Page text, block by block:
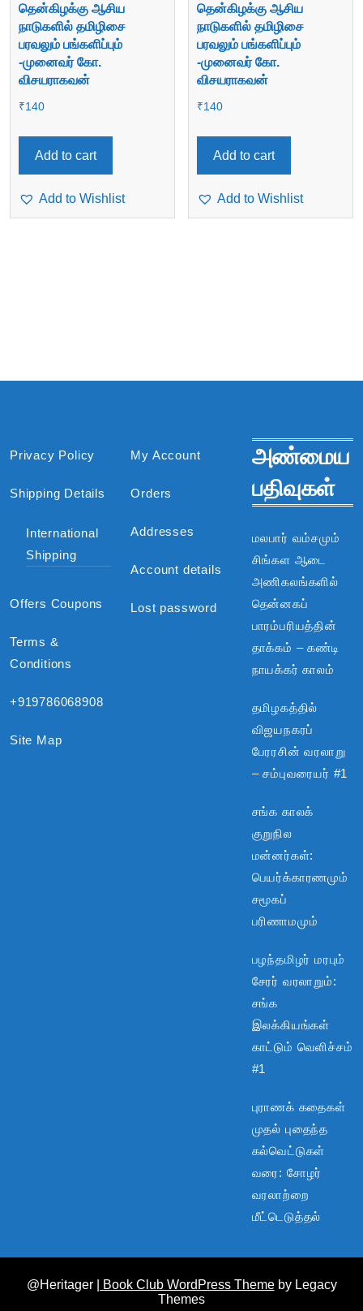
தென்கிழக்கு ஆசிய
நாடுகளில் தமிழிசை
பரவலும் பங்களிப்பும்
-முனைவர் கோ.
விசயராகவன்
₹140
Add to cart
Add to Wishlist
தென்கிழக்கு ஆசிய
நாடுகளில் தமிழிசை
பரவலும் பங்களிப்பும்
-முனைவர் கோ.
விசயராகவன்
₹140
Add to cart
Add to Wishlist
Privacy Policy
Shipping Details
International
Shipping
Offers Coupons
Terms &
Conditions
+919786068908
Site Map
My Account
Orders
Addresses
Account details
Lost password
அண்மைய
பதிவுகள்
மலபார் வம்சமும்
சிங்கள ஆடை
அணிகலங்களில்
தென்னகப்
பாரம்பரியத்தின்
தாக்கம் – கண்டி
நாயக்கர் காலம்
தமிழகத்தில்
விஜயநகரப்
பேரரசின் வரலாறு
– சம்புவரையர் #1
சங்க காலக்
குறுநில
மன்னர்கள்:
பெயர்க்காரணமும்
சமூகப்
பரிணாமமும்
பழந்தமிழர் மரபும்
சேரர் வரலாறும்:
சங்க
இலக்கியங்கள்
காட்டும் வெளிச்சம்
#1
புராணக் கதைகள்
முதல் புதைந்த
கல்வெட்டுகள்
வரை: சோழர்
வரலாற்றை
மீட்டெடுத்தல்
@Heritager | Book Club WordPress Themeby Legacy
Themes